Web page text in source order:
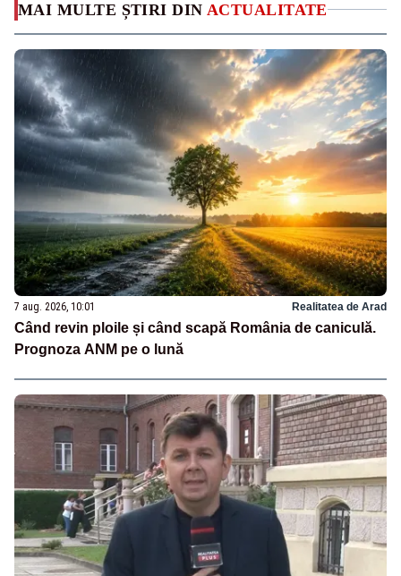
MAI MULTE ȘTIRI DIN ACTUALITATE
7 aug. 2026, 10:01 Realitatea de Arad
Când revin ploile și când scapă România de caniculă.
Prognoza ANM pe o lună